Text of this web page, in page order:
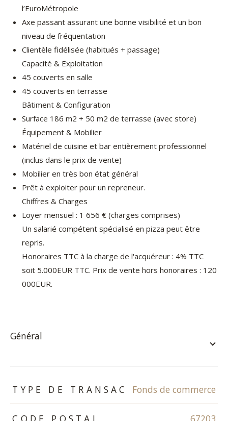
l’EuroMétropole
Axe passant assurant une bonne visibilité et un bon
niveau de fréquentation
Clientèle fidélisée (habitués + passage)
Capacité & Exploitation
45 couverts en salle
45 couverts en terrasse
Bâtiment & Configuration
Surface 186 m2 + 50 m2 de terrasse (avec store)
Équipement & Mobilier
Matériel de cuisine et bar entièrement professionnel
(inclus dans le prix de vente)
Mobilier en très bon état général
Prêt à exploiter pour un repreneur.
Chiffres & Charges
Loyer mensuel : 1 656 € (charges comprises)
Un salarié compétent spécialisé en pizza peut être
repris.
Honoraires TTC à la charge de l'acquéreur : 4% TTC
soit 5.000EUR TTC. Prix de vente hors honoraires : 120
000EUR.
général
TRAD_ZEPHYR_Caracteristique TRAD_ZEPHYR_Valeurs
TYPE DE TRANSAC Fonds de commerce